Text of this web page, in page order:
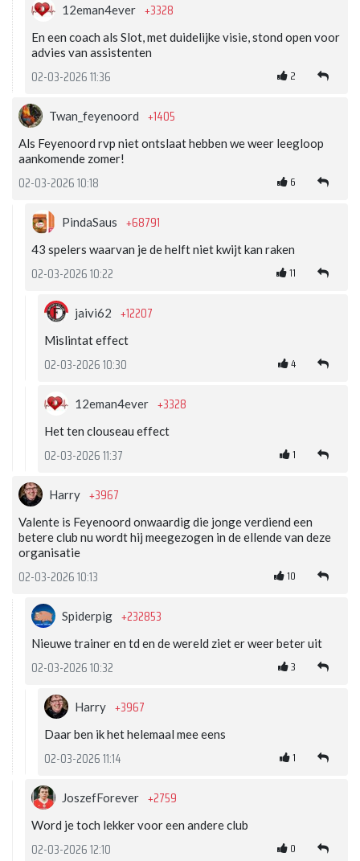
12eman4ever +3328
En een coach als Slot, met duidelijke visie, stond open voor
advies van assistenten
02-03-2026 11:36 2
Twan_feyenoord +1405
Als Feyenoord rvp niet ontslaat hebben we weer leegloop
aankomende zomer!
02-03-2026 10:18 6
PindaSaus +68791
43 spelers waarvan je de helft niet kwijt kan raken
02-03-2026 10:22 11
jaivi62 +12207
Mislintat effect
02-03-2026 10:30 4
12eman4ever +3328
Het ten clouseau effect
02-03-2026 11:37 1
Harry +3967
Valente is Feyenoord onwaardig die jonge verdiend een
betere club nu wordt hij meegezogen in de ellende van deze
organisatie
02-03-2026 10:13 10
Spiderpig +232853
Nieuwe trainer en td en de wereld ziet er weer beter uit
02-03-2026 10:32 3
Harry +3967
Daar ben ik het helemaal mee eens
02-03-2026 11:14 1
JoszefForever +2759
Word je toch lekker voor een andere club
02-03-2026 12:10 0